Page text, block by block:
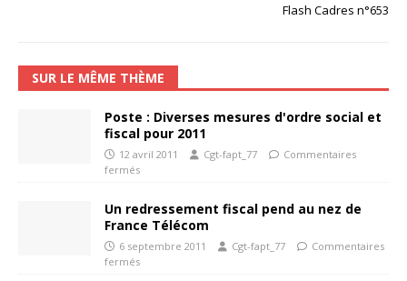
Flash Cadres n°653
SUR LE MÊME THÈME
Poste : Diverses mesures d'ordre social et
fiscal pour 2011
12 avril 2011 Cgt-fapt_77
Commentaires
fermés
Un redressement fiscal pend au nez de
France Télécom
6 septembre 2011 Cgt-fapt_77
Commentaires
fermés